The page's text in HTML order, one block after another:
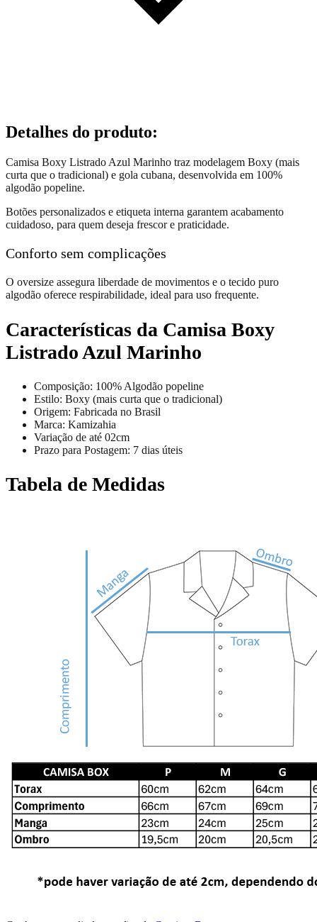
Detalhes do produto:
Camisa Boxy Listrado Azul Marinho traz modelagem Boxy (mais
curta que o tradicional) e gola cubana, desenvolvida em 100%
algodão popeline.
Botões personalizados e etiqueta interna garantem acabamento
cuidadoso, para quem deseja frescor e praticidade.
Conforto sem complicações
O oversize assegura liberdade de movimentos e o tecido puro
algodão oferece respirabilidade, ideal para uso frequente.
Características da Camisa Boxy
Listrado Azul Marinho
Composição: 100% Algodão popeline
Estilo: Boxy (mais curta que o tradicional)
Origem: Fabricada no Brasil
Marca: Kamizahia
Variação de até 02cm
Prazo para Postagem: 7 dias úteis
Tabela de Medidas